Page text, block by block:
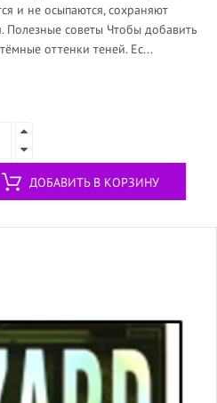
и не осыпаются, сохраняют
Полезные советы Чтобы добавить
оттенки теней. Ес...
ДОБАВИТЬ В КОРЗИНУ